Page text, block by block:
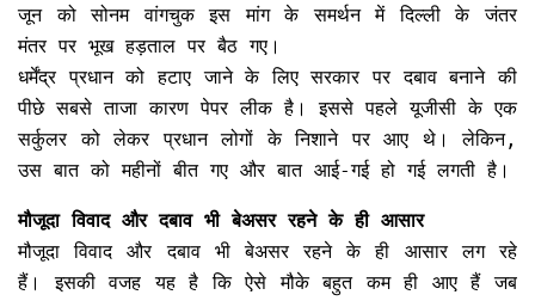
जून को सोनम वांगचुक इस मांग के समर्थन में दिल्ली के जंतर
मंतर पर भूख हड़ताल पर बैठ गए।
धर्मेंद्र प्रधान को हटाए जाने के लिए सरकार पर दबाव बनाने की
पीछे सबसे ताजा कारण पेपर लीक है। इससे पहले यूजीसी के एक
सर्कुलर को लेकर प्रधान लोगों के निशाने पर आए थे। लेकिन,
उस बात को महीनों बीत गए और बात आई-गई हो गई लगती है।
मौजूदा विवाद और दबाव भी बेअसर रहने के ही आसार
मौजूदा विवाद और दबाव भी बेअसर रहने के ही आसार लग रहे
हैं। इसकी वजह यह है कि ऐसे मौके बहुत कम ही आए हैं जब